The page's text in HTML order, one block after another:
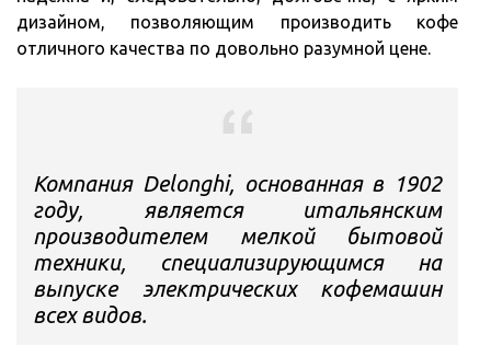
дизайном, позволяющим производить кофе
отличного качества по довольно разумной цене.
Компания Delonghi, основанная в 1902
году, является итальянским
производителем мелкой бытовой
техники, специализирующимся на
выпуске электрических кофемашин
всех видов.